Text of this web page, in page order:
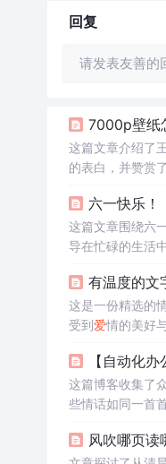
回复
请发表友善的
7000p壁纸
这篇文章介绍了
的表白，并赞赏
六一快乐！
这篇文章围绕六
导在忙碌的生活
有温度的文
这是一份精选的
受到爱情的美好
【自动化
这篇博客收集了
些情话如同一首
风吹哪页读